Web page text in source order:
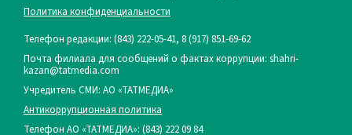
Политика конфиденциальности
Телефон редакции: (843) 222-05-41, 8 (917) 851-69-62
Почта филиала для сообщений о фактах коррупции: shahri-
kazan@tatmedia.com
Учредитель СМИ: АО «ТАТМЕДИА»
Антикоррупционная политика
Телефон АО «ТАТМЕДИА»: (843) 222 09 84